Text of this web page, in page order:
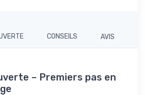
CONSEILS AVIS
– Premiers pas en